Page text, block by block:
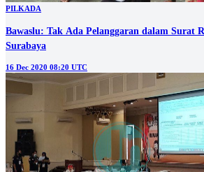
PILKADA
Bawaslu: Tak Ada Pelanggaran dalam Surat
Surabaya
16 Dec 2020 08:20 UTC